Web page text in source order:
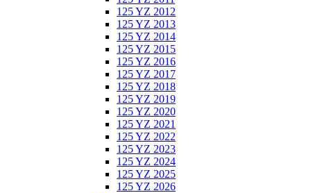
125 YZ 2012
125 YZ 2013
125 YZ 2014
125 YZ 2015
125 YZ 2016
125 YZ 2017
125 YZ 2018
125 YZ 2019
125 YZ 2020
125 YZ 2021
125 YZ 2022
125 YZ 2023
125 YZ 2024
125 YZ 2025
125 YZ 2026